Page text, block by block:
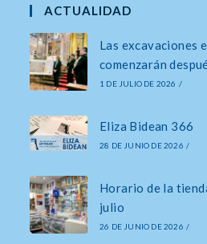
abre
una
nueva
pestaña
abre
una
nueva
pestaña
ACTUALIDAD
Las excavaciones
comenzarán
1 DE JULIO DE 2026 /
Eliza Bidean 366
28 DE JUNIO DE 2026 /
Horario de la
julio
26 DE JUNIO DE 2026 /